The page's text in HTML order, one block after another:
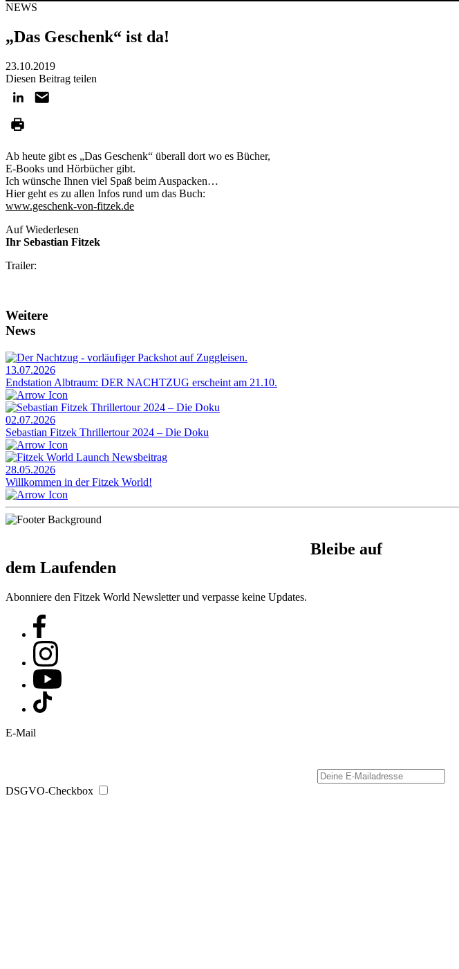
NEWS
„Das Geschenk“ ist da!
23.10.2019
Diesen Beitrag teilen
Ab heute gibt es „Das Geschenk“ überall dort wo es Bücher,
E-Books und Hörbücher gibt.
Ich wünsche Ihnen viel Spaß beim Auspacken…
Hier geht es zu allen Infos rund um das Buch:
www.geschenk-von-fitzek.de
Auf Wiederlesen
Ihr Sebastian Fitzek
Trailer:
Weitere
News
13.07.2026
Endstation Albtraum: DER NACHTZUG erscheint am 21.10.
02.07.2026
Sebastian Fitzek Thrillertour 2024 – Die Doku
28.05.2026
Willkommen in der Fitzek World!
Bleibe auf
dem Laufenden
Abonniere den Fitzek World Newsletter und verpasse keine Updates.
E-Mail
DSGVO-Checkbox